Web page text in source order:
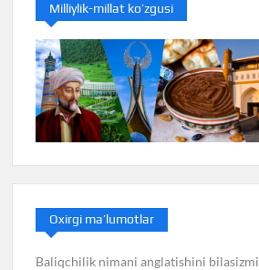
Milliylik-millat ko’zgusi
Oxirgi ma’lumotlar
Baliqchilik nimani anglatishini bilasizmi